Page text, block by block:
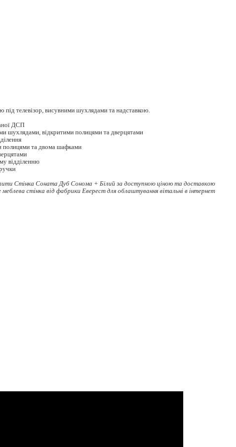
під телевізор, висувними шухлядами та надставкою.
ДСП
шухлядами, відкритими полицями та дверцятами
полицями та двома шафками
відділенню
Стінка Соната Дуб Сонома + Білий за доступною ціною та доставкою
меблева стінкавід фабрики Еверест для облаштування вітальні в інтернет